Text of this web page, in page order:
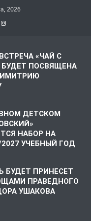
2026
«ЧАЙ С
ПОСВЯЩЕНА
ДЕТСКОМ
НАБОР НА
УЧЕБНЫЙ ГОД
БУДЕТ ПРИНЕСЕТ
ПРАВЕДНОГО
УШАКОВА